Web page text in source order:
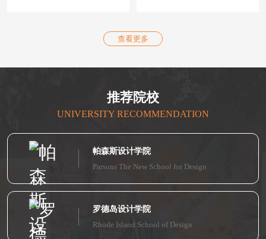
查看更多
推荐院校
UNIVERSITY RECOMMENDATION
帕森斯设计学院
Parsons The New School for Design
罗德岛设计学院
Rhode Island School of Design